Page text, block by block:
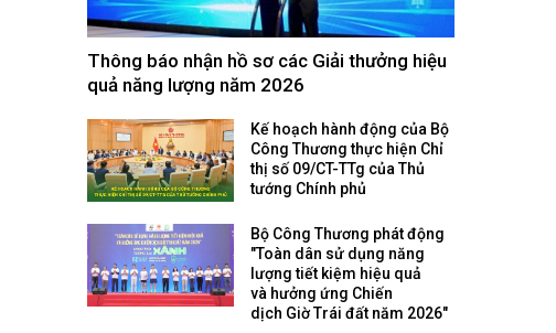
Thông báo nhận hồ sơ các Giải thưởng hiệu
quả năng lượng năm 2026
Kế hoạch hành động của Bộ
Công Thương thực hiện Chỉ
thị số 09/CT-TTg của Thủ
tướng Chính phủ
Bộ Công Thương phát động
"Toàn dân sử dụng năng
lượng tiết kiệm hiệu quả
và hưởng ứng Chiến
dịch Giờ Trái đất năm 2026"